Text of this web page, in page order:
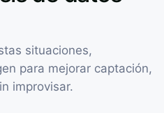
situaciones,
para mejorar captación,
improvisar.